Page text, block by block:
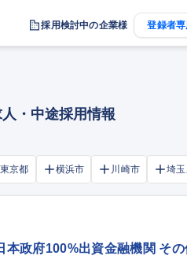
採用検討中の企業様 登録者
・中途採用情報
東京都 横浜市 川崎市 埼
本政府100%出資金融機関 そ